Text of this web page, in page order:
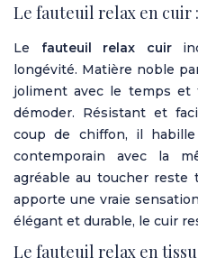
Le fauteuil relax en cuir
Le fauteuil relax cuir
longévité. Matière noble
joliment avec le temps et
démoder. Résistant et
coup de chiffon, il
contemporain avec la
agréable au toucher
apporte une vraie
élégant et durable, le cuir
Le fauteuil relax en